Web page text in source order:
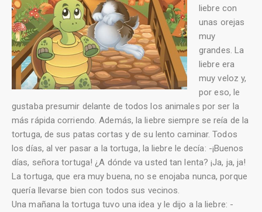
liebre con
unas orejas
muy
grandes. La
liebre era
muy veloz y,
por eso, le
gustaba presumir delante de todos los animales por ser la
más rápida corriendo. Además, la liebre siempre se reía de la
tortuga, de sus patas cortas y de su lento caminar. Todos
los días, al ver pasar a la tortuga, la liebre le decía: -¡Buenos
días, señora tortuga! ¿A dónde va usted tan lenta? ¡Ja, ja, ja!
La tortuga, que era muy buena, no se enojaba nunca, porque
quería llevarse bien con todos sus vecinos.
Una mañana la tortuga tuvo una idea y le dijo a la liebre: -